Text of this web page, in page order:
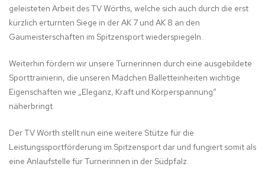
geleisteten Arbeit des TV Wörths, welche sich auch durch die erst
kürzlich erturnten Siege in der AK 7 und AK 8 an den
Gaumeisterschaften im Spitzensport wiederspiegeln.
Weiterhin fördern wir unsere Turnerinnen durch eine ausgebildete
Sporttrainierin, die unseren Mädchen Balletteinheiten wichtige
Eigenschaften wie „Eleganz, Kraft und Körperspannung“
näherbringt.
Der TV Wörth stellt nun eine weitere Stütze für die
Leistungssportförderung im Spitzensport dar und fungiert somit als
eine Anlaufstelle für Turnerinnen in der Südpfalz.